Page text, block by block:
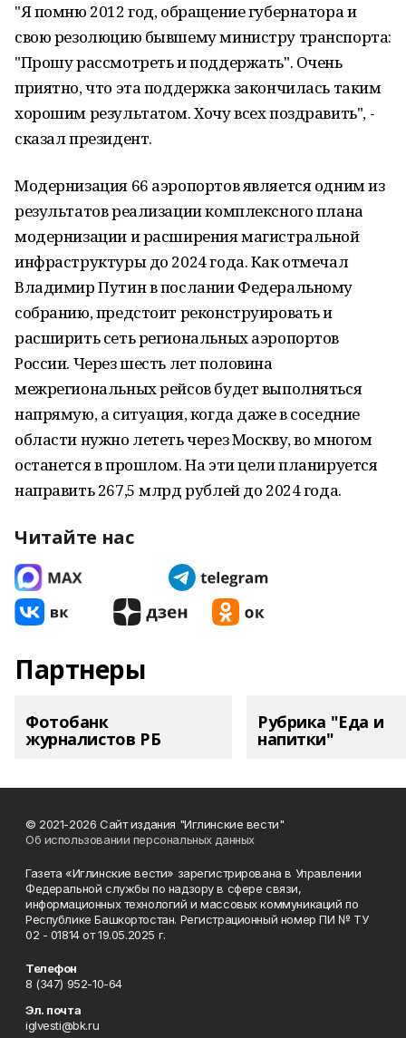
"Я помню 2012 год, обращение губернатора и
свою резолюцию бывшему министру транспорта:
"Прошу рассмотреть и поддержать". Очень
приятно, что эта поддержка закончилась таким
хорошим результатом. Хочу всех поздравить", -
сказал президент.
Модернизация 66 аэропортов является одним из
результатов реализации комплексного плана
модернизации и расширения магистральной
инфраструктуры до 2024 года. Как отмечал
Владимир Путин в послании Федеральному
собранию, предстоит реконструировать и
расширить сеть региональных аэропортов
России. Через шесть лет половина
межрегиональных рейсов будет выполняться
напрямую, а ситуация, когда даже в соседние
области нужно лететь через Москву, во многом
останется в прошлом. На эти цели планируется
направить 267,5 млрд рублей до 2024 года.
Читайте нас
Партнеры
Фотобанк
журналистов РБ
Рубрика "Еда и
напитки"
© 2021-2026 Сайт издания "Иглинские вести"
Об использовании персональных данных
Газета «Иглинские вести» зарегистрирована в Управлении
Федеральной службы по надзору в сфере связи,
информационных технологий и массовых коммуникаций по
Республике Башкортостан. Регистрационный номер ПИ № ТУ
02 - 01814 от 19.05.2025 г.
Телефон
8 (347) 952-10-64
Эл. почта
iglvesti@bk.ru